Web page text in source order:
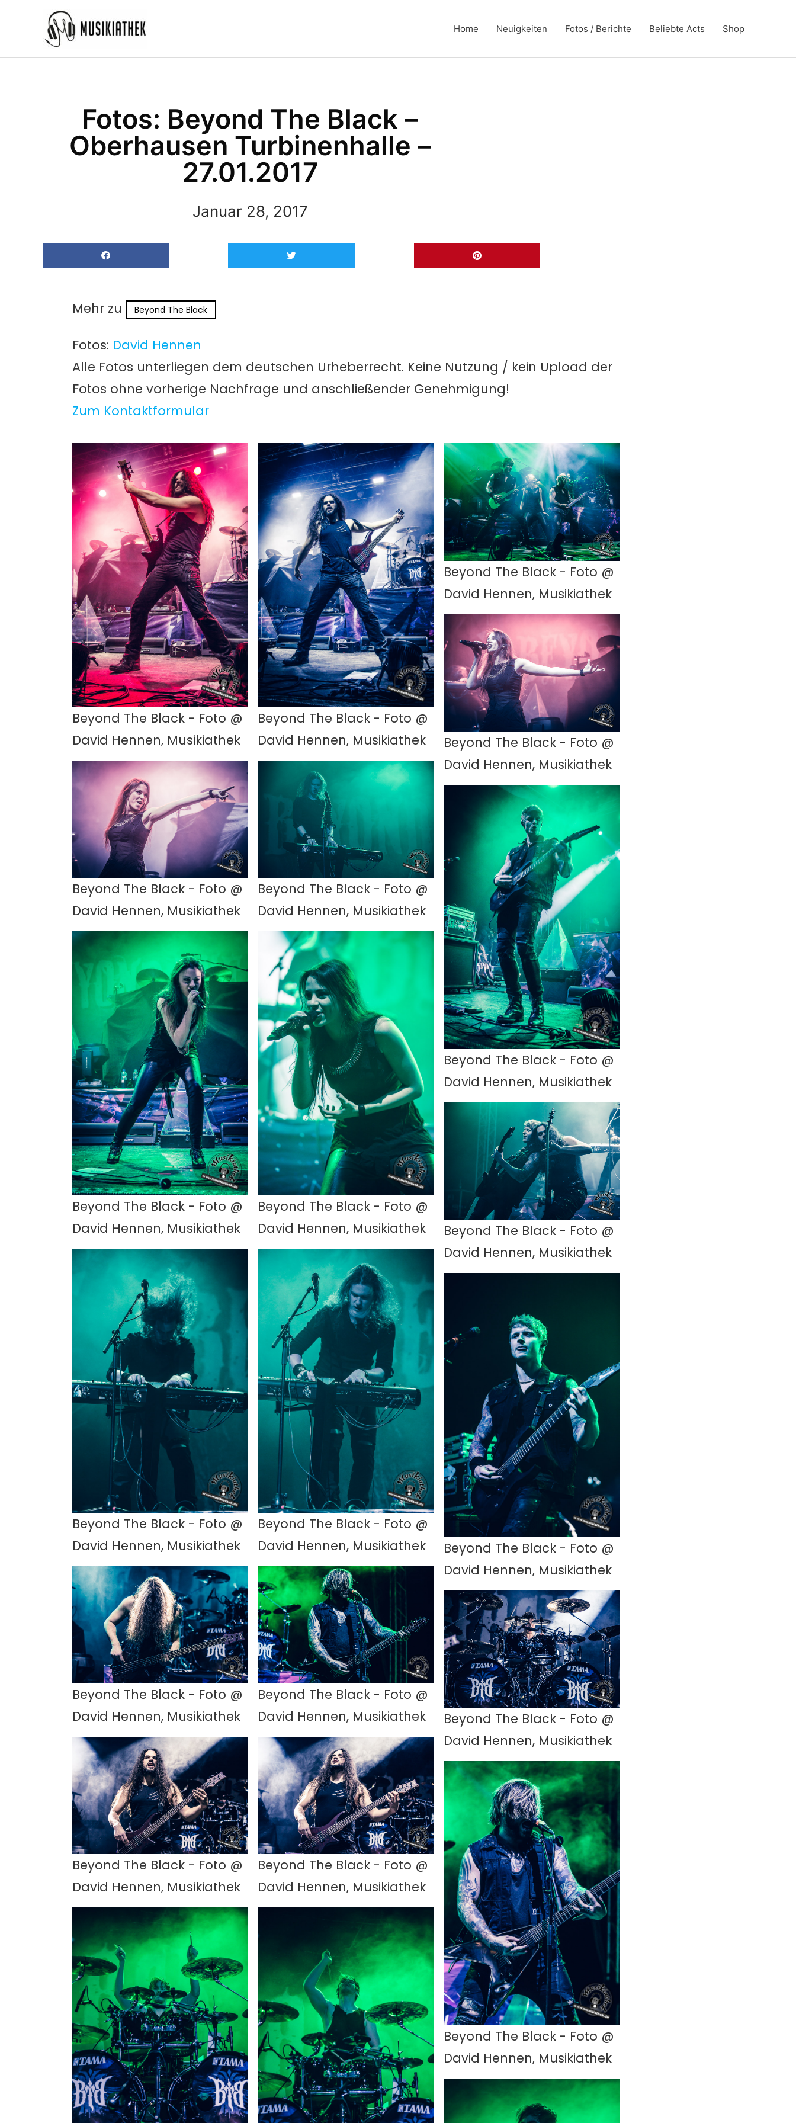
Home Neuigkeiten Fotos / Berichte Beliebte Acts Shop
Fotos: Beyond The Black –
Oberhausen Turbinenhalle –
27.01.2017
Januar 28, 2017
Mehr zu Beyond The Black
Fotos: David Hennen
Alle Fotos unterliegen dem deutschen Urheberrecht. Keine Nutzung / kein Upload der
Fotos ohne vorherige Nachfrage und anschließender Genehmigung!
Zum Kontaktformular
Beyond The Black - Foto @
David Hennen, Musikiathek
Beyond The Black - Foto @
David Hennen, Musikiathek
Beyond The Black - Foto @
David Hennen, Musikiathek
Beyond The Black - Foto @
David Hennen, Musikiathek
Beyond The Black - Foto @
David Hennen, Musikiathek
Beyond The Black - Foto @
David Hennen, Musikiathek
Beyond The Black - Foto @
David Hennen, Musikiathek
Beyond The Black - Foto @
David Hennen, Musikiathek
Beyond The Black - Foto @
David Hennen, Musikiathek
Beyond The Black - Foto @
David Hennen, Musikiathek
Beyond The Black - Foto @
David Hennen, Musikiathek
Beyond The Black - Foto @
David Hennen, Musikiathek
Beyond The Black - Foto @
David Hennen, Musikiathek
Beyond The Black - Foto @
David Hennen, Musikiathek
Beyond The Black - Foto @
David Hennen, Musikiathek
Beyond The Black - Foto @
David Hennen, Musikiathek
Beyond The Black - Foto @
David Hennen, Musikiathek
Beyond The Black - Foto @
David Hennen, Musikiathek
Beyond The Black - Foto @
David Hennen, Musikiathek